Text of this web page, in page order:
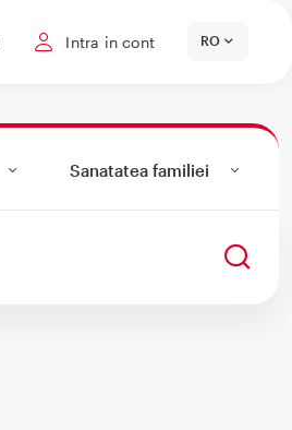
Intra in cont RO
Sanatatea familiei